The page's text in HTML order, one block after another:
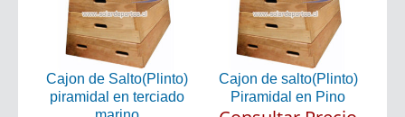
Cajon de Salto(Plinto)
piramidal en terciado
Cajon de salto(Plinto)
Piramidal en Pino